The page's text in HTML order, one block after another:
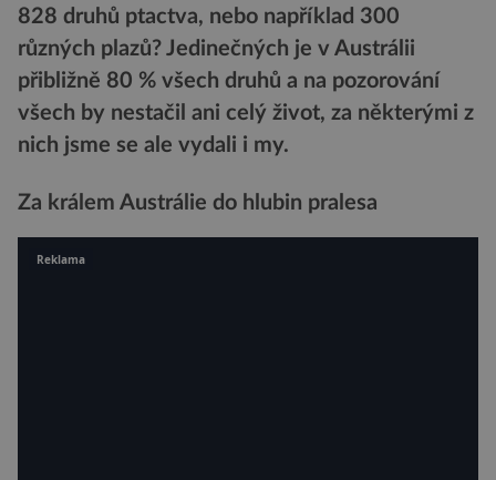
828 druhů ptactva, nebo například 300
různých plazů? Jedinečných je v Austrálii
přibližně 80 % všech druhů a na pozorování
všech by nestačil ani celý život, za některými z
nich jsme se ale vydali i my.
Za králem Austrálie do hlubin pralesa
Reklama